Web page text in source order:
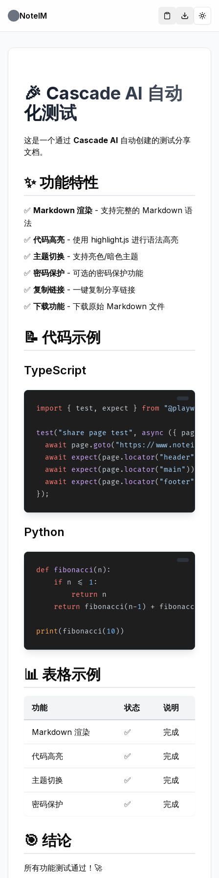
NoteIM Copy LinkDownload
🎉 Cascade AI 自动
化测试
这是一个通过 Cascade AI 自动创建的测试分享
文档。
✨ 功能特性
✅ Markdown 渲染 - 支持完整的 Markdown 语
法
✅代码高亮 - 使用 highlight.js 进行语法高亮
✅ 主题切换 - 支持亮色/暗色主题
✅ 密码保护 - 可选的密码保护功能
✅ 复制链接- 一键复制分享链接
✅ 下载功能- 下载原始 Markdown 文件
📝 代码示例
TypeScript
import { test, expect } from
test( "share page test" , async
({ page })
await page. goto( "https://
await
expect(page.locator( "header"
await
expect(page.locator( "main" )).
await
expect(page.locator( "footer"
Python
def fibonacci( n ):
if n <= 1 :
return n
return fibonacci(n-1 ) + fibonacci(n-
print(fibonacci( 10
📊 表格示例
功能 状态 说明
Markdown 渲染 ✅ 完成
代码高亮 ✅ 完成
主题切换 ✅ 完成
密码保护 ✅ 完成
🎯 结论
所有功能测试通过！🚀